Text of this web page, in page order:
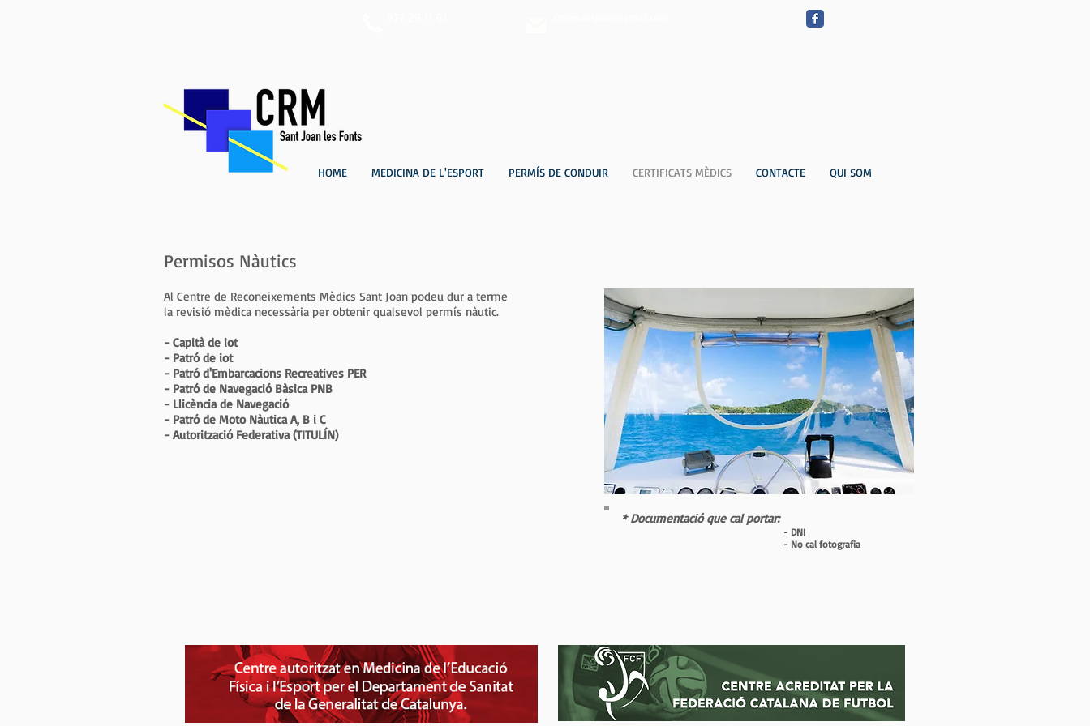
HOME MEDICINA DE L'ESPORT PERMÍS DE CONDUIR CERTIFICATS MÈDICS CONTACTE QUI SOM
Permisos Nàutics
Al Centre de Reconeixements Mèdics Sant Joan podeu dur a terme
la revisió mèdica necessària per obtenir qualsevol permís nàutic.
- Capità de iot
- Patró de iot
- Patró d'Embarcacions Recreatives PER
- Patró de Navegació Bàsica PNB
- Llicència de Navegació
- Patró de Moto Nàutica A, B i C
- Autorització Federativa (TITULÍN)
* Documentació que cal portar:
- DNI
- No cal fotografia